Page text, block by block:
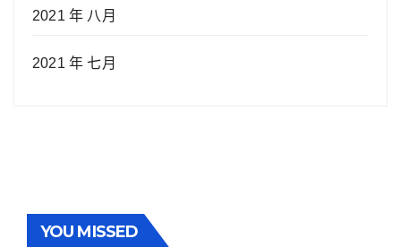
2021 年 八月
2021 年 七月
YOU MISSED